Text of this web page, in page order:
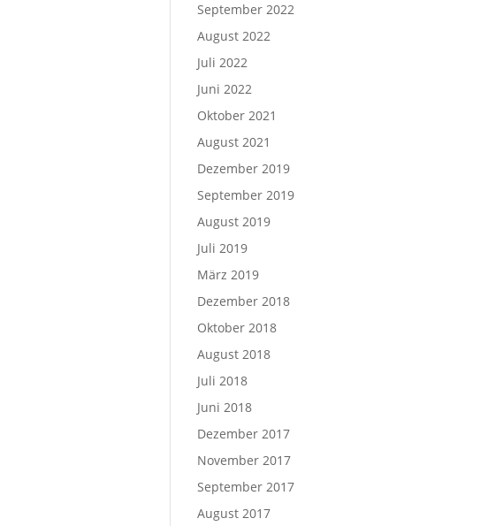
September 2022
August 2022
Juli 2022
Juni 2022
Oktober 2021
August 2021
Dezember 2019
September 2019
August 2019
Juli 2019
März 2019
Dezember 2018
Oktober 2018
August 2018
Juli 2018
Juni 2018
Dezember 2017
November 2017
September 2017
August 2017